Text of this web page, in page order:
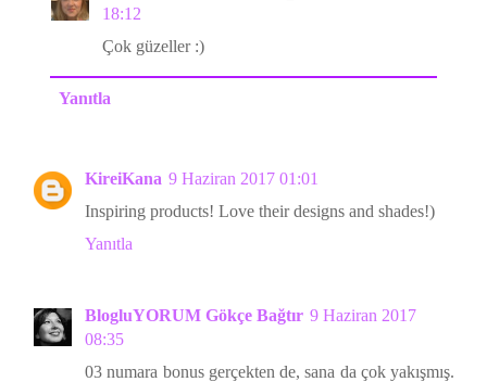
18:12
Çok güzeller :)
Yanıtla
KireiKana 9 Haziran 2017 01:01
Inspiring products! Love their designs and shades!)
Yanıtla
BlogluYORUM Gökçe Bağtır 9 Haziran 2017
08:35
03 numara bonus gerçekten de, sana da çok yakışmış.